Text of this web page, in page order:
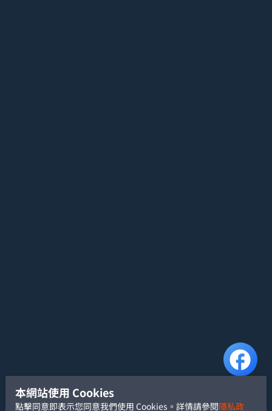
本網站使用 Cookies
點擊同意即表示您同意我們使用 Cookies。詳情請參閱隱私政